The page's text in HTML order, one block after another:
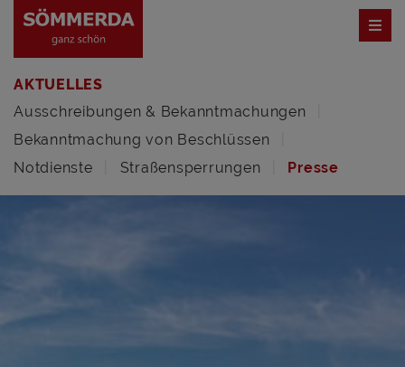
AKTUELLES
Ausschreibungen & Bekanntmachungen
Bekanntmachung von Beschlüssen
Notdienste
Straßensperrungen Presse